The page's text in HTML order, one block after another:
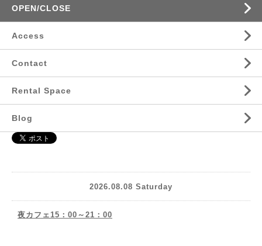
OPEN/CLOSE
Access
Contact
Rental Space
Blog
2026.08.08 Saturday
夜カフェ15：00～21：00